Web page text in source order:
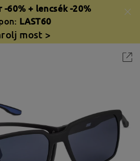
-60% + lencsék -20%
LAST60
most >